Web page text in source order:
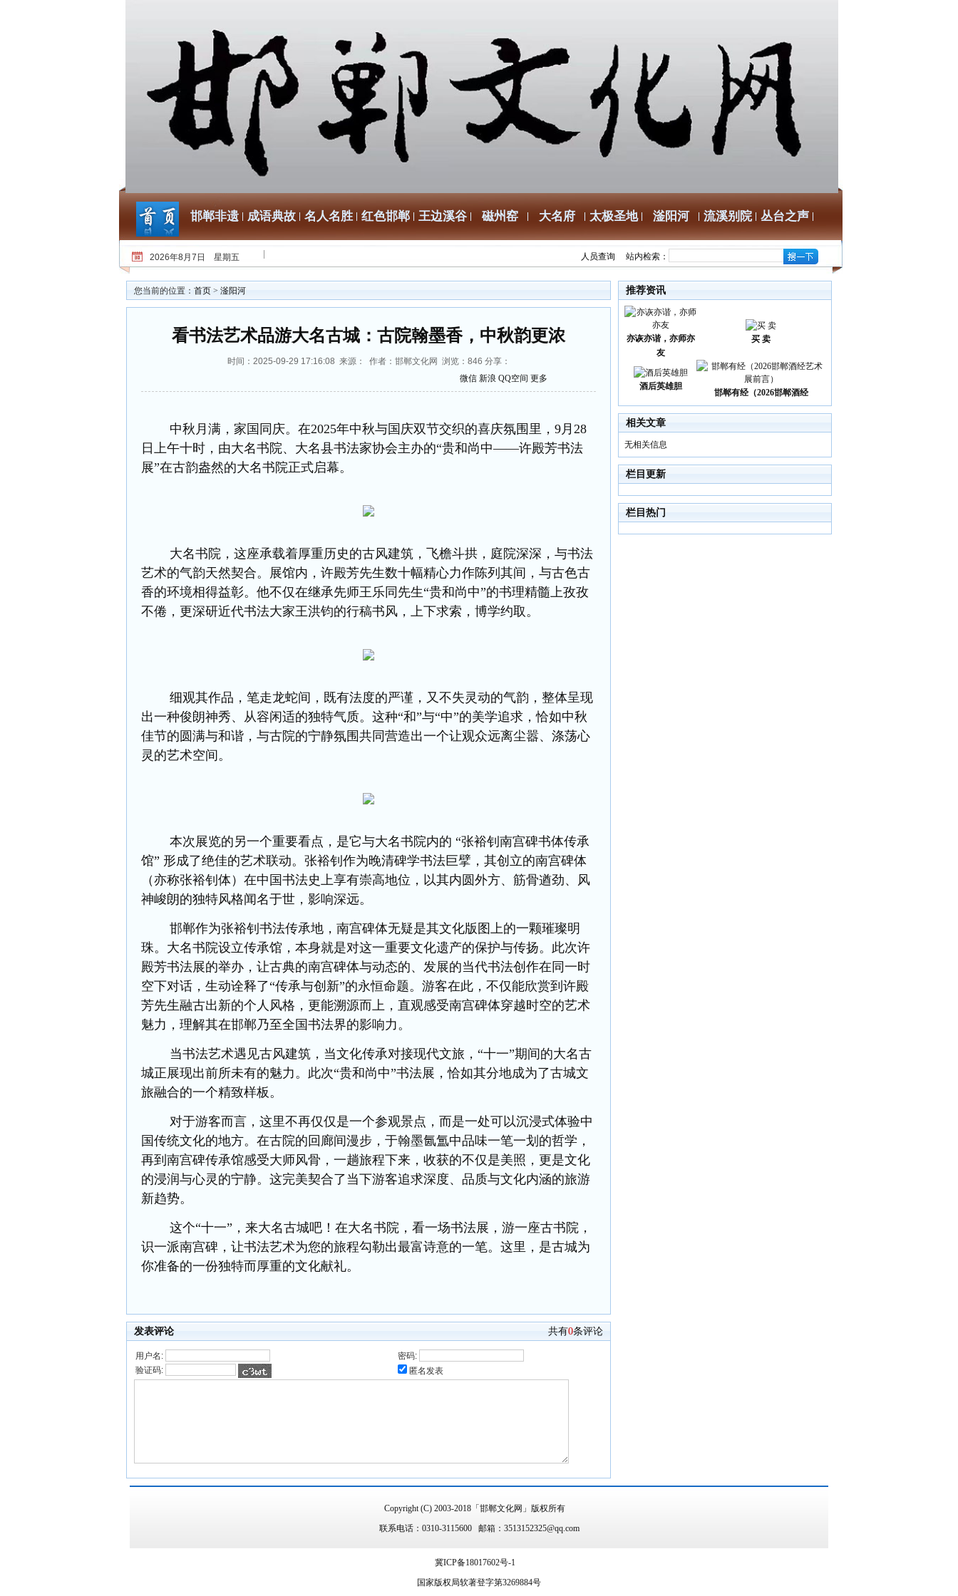
邯郸非遗 成语典故 名人名胜 红色邯郸 王边溪谷 磁州窑 大名府 太极圣地 滏阳河 流溪别院 丛台之声
2026年8月7日 星期五 人员查询 站内检索：
您当前的位置： 首页 > 滏阳河
看书法艺术品游大名古城：古院翰墨香，中秋韵更浓
时间：2025-09-29 17:16:08 来源： 作者：邯郸文化网 浏览： 846 分享：
微信 新浪 QQ空间 更多
中秋月满，家国同庆。在2025年中秋与国庆双节交织的喜庆氛围里，9月28
日上午十时，由大名书院、大名县书法家协会主办的“贵和尚中——许殿芳书法
展”在古韵盎然的大名书院正式启幕。
大名书院，这座承载着厚重历史的古风建筑，飞檐斗拱，庭院深深，与书法
艺术的气韵天然契合。展馆内，许殿芳先生数十幅精心力作陈列其间，与古色古
香的环境相得益彰。他不仅在继承先师王乐同先生“贵和尚中”的书理精髓上孜孜
不倦，更深研近代书法大家王洪钧的行稿书风，上下求索，博学约取。
细观其作品，笔走龙蛇间，既有法度的严谨，又不失灵动的气韵，整体呈现
出一种俊朗神秀、从容闲适的独特气质。这种“和”与“中”的美学追求，恰如中秋
佳节的圆满与和谐，与古院的宁静氛围共同营造出一个让观众远离尘嚣、涤荡心
灵的艺术空间。
本次展览的另一个重要看点，是它与大名书院内的 “张裕钊南宫碑书体传承
馆” 形成了绝佳的艺术联动。张裕钊作为晚清碑学书法巨擘，其创立的南宫碑体
（亦称张裕钊体）在中国书法史上享有崇高地位，以其内圆外方、筋骨遒劲、风
神峻朗的独特风格闻名于世，影响深远。
邯郸作为张裕钊书法传承地，南宫碑体无疑是其文化版图上的一颗璀璨明
珠。 大名书院设立传承馆，本身就是对这一重要文化遗产的保护与传扬。此次许
殿芳书法展的举办，让古典的南宫碑体与动态的、发展的当代书法创作在同一时
空下对话，生动诠释了“传承与创新”的永恒命题。游客在此，不仅能欣赏到许殿
芳先生融古出新的个人风格，更能溯源而上，直观感受南宫碑体穿越时空的艺术
魅力，理解其在邯郸乃至全国书法界的影响力。
当书法艺术遇见古风建筑，当文化传承对接现代文旅，“十一”期间的大名古
城正展现出前所未有的魅力。此次“贵和尚中”书法展，恰如其分地成为了古城文
旅融合的一个精致样板。
对于游客而言，这里不再仅仅是一个参观景点，而是一处可以沉浸式体验中
国传统文化的地方。在古院的回廊间漫步，于翰墨氤氲中品味一笔一划的哲学，
再到南宫碑传承馆感受大师风骨，一趟旅程下来，收获的不仅是美照，更是文化
的浸润与心灵的宁静。这完美契合了当下游客追求深度、品质与文化内涵的旅游
新趋势。
这个“十一”，来大名古城吧！在大名书院，看一场书法展，游一座古书院，
识一派南宫碑，让书法艺术为您的旅程勾勒出最富诗意的一笔。这里，是古城为
你准备的一份独特而厚重的文化献礼。
发表评论 共有0条评论
用户名:
密码:
验证码:
匿名发表
推荐资讯
亦诙亦谐，亦师亦
友
买 卖
酒后英雄胆
邯郸有经（2026邯郸酒经
相关文章
无相关信息
栏目更新
栏目热门
Copyright (C) 2003-2018「邯郸文化网」版权所有
联系电话：0310-3115600 邮箱：3513152325@qq.com
冀ICP备18017602号-1
国家版权局软著登字第3269884号